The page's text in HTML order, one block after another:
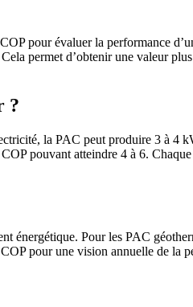
pour évaluer la performance
permet d’obtenir une valeur
?
la PAC peut produire 3 à 4
pouvant atteindre 4 à 6.
énergétique. Pour les PAC
pour une vision annuelle de la